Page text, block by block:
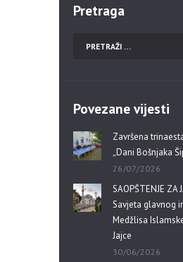
Pretraga
Povezane vijesti
Završena
„Dani Bošnjaka
26/07/2026
SAOPŠTENJE ZA
Savjeta glavnog
Medžlisa
Jajce
30/06/2026